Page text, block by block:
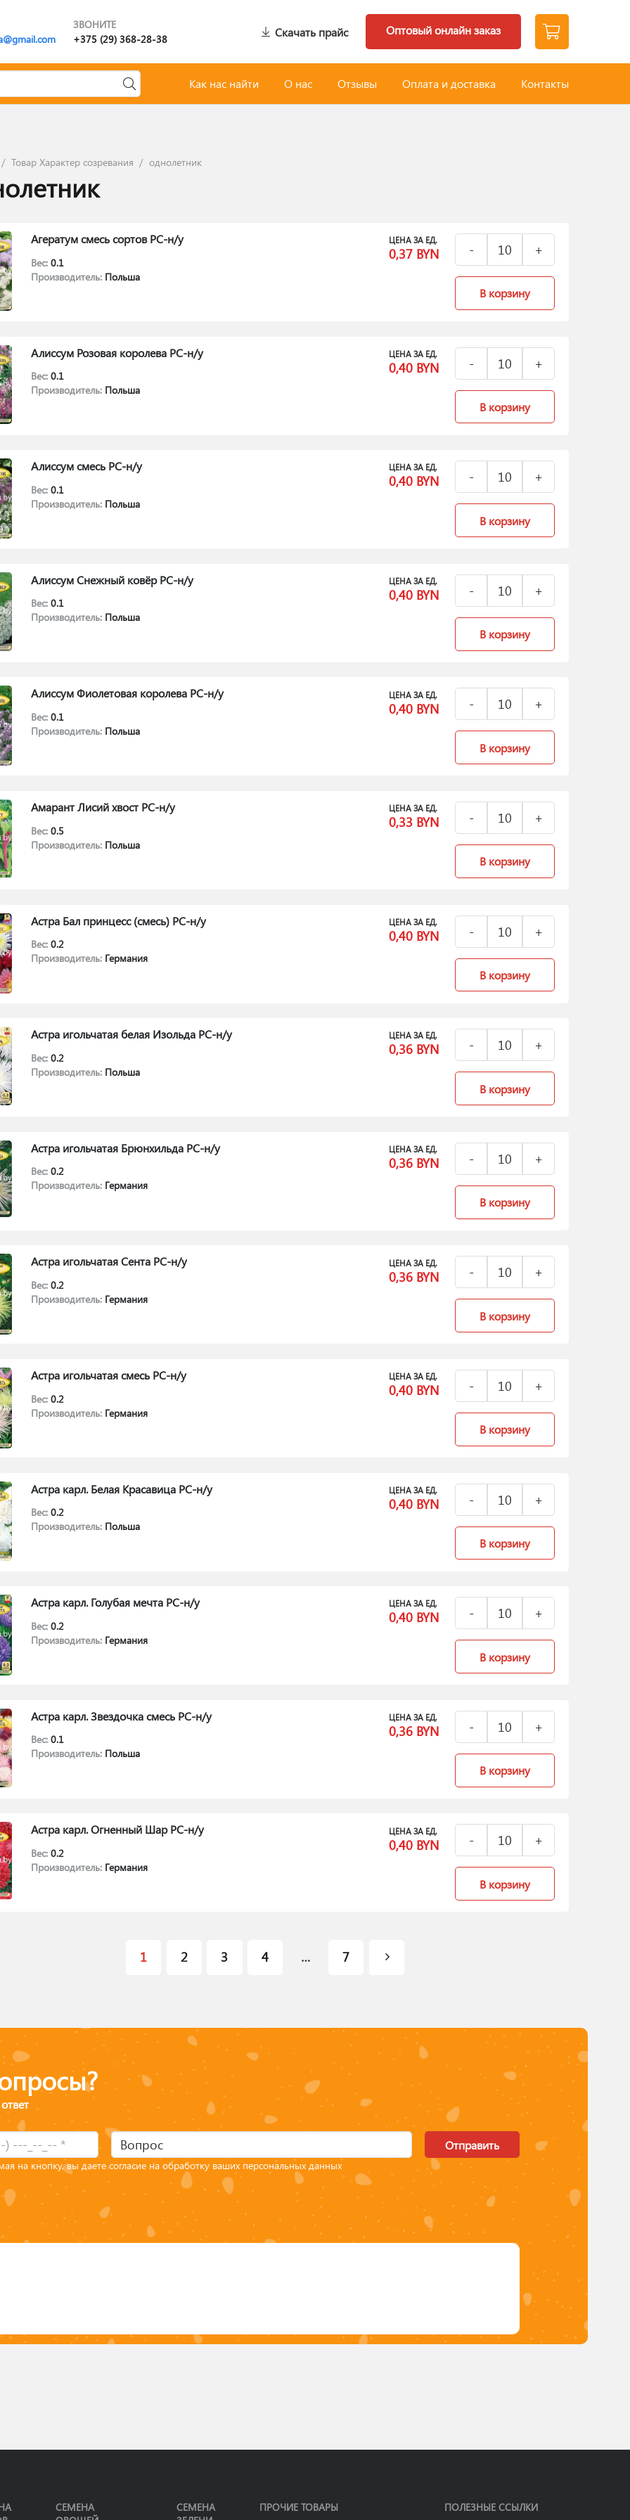
ЗВОНИТЕ
+375 (29) 368-28-38
Скачать прайс Оптовый онлайн заказ
Как нас найти О нас Отзывы Оплата и доставка Контакты
/ Товар Характер созревания / однолетник
Агератум смесь сортов РС-н/у
Вес: 0.1
Производитель: Польша
ЦЕНА ЗА ЕД.
0,37 BYN
В корзину
Алиссум Розовая королева РС-н/у
Вес: 0.1
Производитель: Польша
ЦЕНА ЗА ЕД.
0,40 BYN
В корзину
Алиссум смесь РС-н/у
Вес: 0.1
Производитель: Польша
ЦЕНА ЗА ЕД.
0,40 BYN
В корзину
Алиссум Снежный ковёр РС-н/у
Вес: 0.1
Производитель: Польша
ЦЕНА ЗА ЕД.
0,40 BYN
В корзину
Алиссум Фиолетовая королева РС-н/у
Вес: 0.1
Производитель: Польша
ЦЕНА ЗА ЕД.
0,40 BYN
В корзину
Амарант Лисий хвост РС-н/у
Вес: 0.5
Производитель: Польша
ЦЕНА ЗА ЕД.
0,33 BYN
В корзину
Астра Бал принцесс (смесь) РС-н/у
Вес: 0.2
Производитель: Германия
ЦЕНА ЗА ЕД.
0,40 BYN
В корзину
Астра игольчатая белая Изольда РС-н/у
Вес: 0.2
Производитель: Польша
ЦЕНА ЗА ЕД.
0,36 BYN
В корзину
Астра игольчатая Брюнхильда РС-н/у
Вес: 0.2
Производитель: Германия
ЦЕНА ЗА ЕД.
0,36 BYN
В корзину
Астра игольчатая Сента РС-н/у
Вес: 0.2
Производитель: Германия
ЦЕНА ЗА ЕД.
0,36 BYN
В корзину
Астра игольчатая смесь РС-н/у
Вес: 0.2
Производитель: Германия
ЦЕНА ЗА ЕД.
0,40 BYN
В корзину
Астра карл. Белая Красавица РС-н/у
Вес: 0.2
Производитель: Польша
ЦЕНА ЗА ЕД.
0,40 BYN
В корзину
Астра карл. Голубая мечта РС-н/у
Вес: 0.2
Производитель: Германия
ЦЕНА ЗА ЕД.
0,40 BYN
В корзину
Астра карл. Звездочка смесь РС-н/у
Вес: 0.1
Производитель: Польша
ЦЕНА ЗА ЕД.
0,36 BYN
В корзину
Астра карл. Огненный Шар РС-н/у
Вес: 0.2
Производитель: Германия
ЦЕНА ЗА ЕД.
0,40 BYN
В корзину
1 2 3 4 … 7
Вопрос Отправить
на кнопку, вы даете согласие на обработку ваших персональных данных
СЕМЕНА
СЕМЕНА
ПРОЧИЕ ТОВАРЫ ПОЛЕЗНЫЕ ССЫЛКИ